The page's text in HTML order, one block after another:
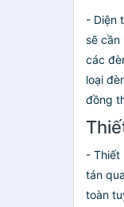
- Diện
sẽ cần
các
loại
đồng
- Thiết
tán
toàn